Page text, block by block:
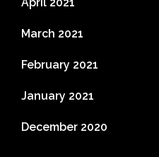
March 2021
February 2021
January 2021
December 2020